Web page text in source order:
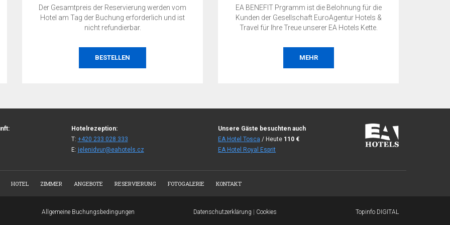
Der Gesamtpreis der Reservierung werden vom
Hotel am Tag der Buchung erforderlich und ist
nicht refundierbar.
BESTELLEN
EA BENEFIT Prgramm ist die Belohnung für die
Kunden der Gesellschaft EuroAgentur Hotels &
Travel für Ihre Treue unserer EA Hotels Kette.
MEHR
Hotelrezeption:
T: +420 233 028 333
E: jelenidvur@eahotels.cz
Unsere Gäste besuchten auch
EA Hotel Tosca / Heute 110 €
EA Hotel Royal Esprit
HOTEL ZIMMER ANGEBOTE RESERVIERUNG FOTOGALERIE KONTAKT
Allgemeine Buchungsbedingungen Datenschutzerklärung Cookies Topinfo DIGITAL